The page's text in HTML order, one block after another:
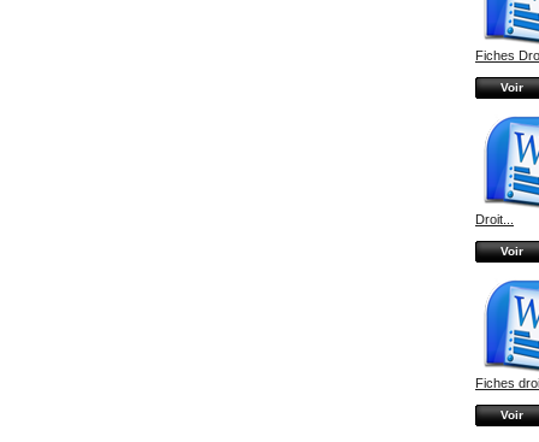
Fiches
Voir
Droit...
Voir
Fiches
Voir